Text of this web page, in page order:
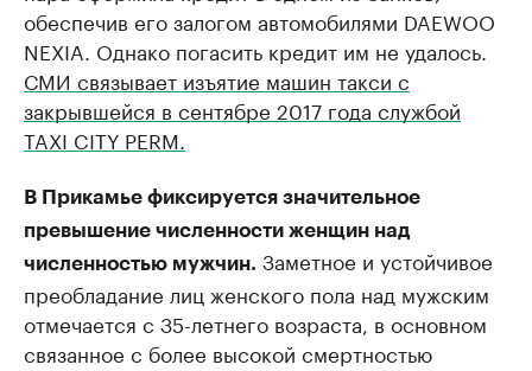
обеспечив его залогом автомобилями DAEWOO
NEXIA. Однако погасить кредит им не удалось.
СМИ связывает изъятие машин такси с
закрывшейся в сентябре 2017 года службой
TAXI CITY PERM.
В Прикамье фиксируется значительное
превышение численности женщин над
численностью мужчин. Заметное и устойчивое
преобладание лиц женского пола над мужским
отмечается с 35-летнего возраста, в основном
связанное с более высокой смертностью